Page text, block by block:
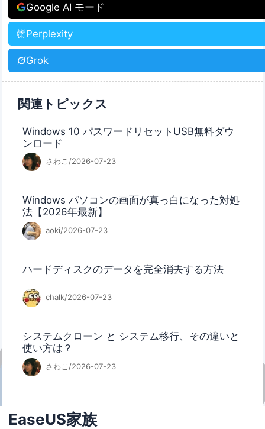
Google AI モード
Perplexity
Grok
関連トピックス
Windows 10 パスワードリセットUSB無料ダウ
ンロード
さわこ/2026-07-23
Windows パソコンの画面が真っ白になった対処
法【2026年最新】
aoki/2026-07-23
ハードディスクのデータを完全消去する方法
chalk/2026-07-23
システムクローン と システム移行、その違いと
使い方は？
さわこ/2026-07-23
EaseUS家族